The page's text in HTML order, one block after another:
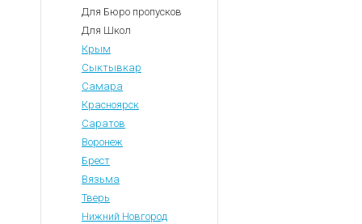
Для Бюро пропусков
Для Школ
Крым
Сыктывкар
Самара
Красноярск
Саратов
Воронеж
Брест
Вязьма
Тверь
Нижний Новгород